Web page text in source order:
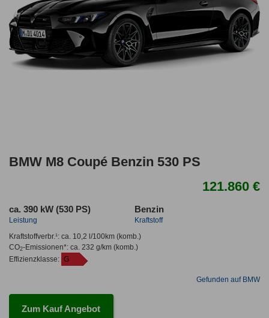
BMW M8 Coupé Benzin 530 PS
121.860 €
ca. 390 kW (530 PS)
Leistung
Benzin
Kraftstoff
Kraftstoffverbr.¹: ca. 10,2 l/100km(komb.)
CO2-Emissionen*: ca. 232 g/km(komb.)
Effizienzklasse: G
Gefunden auf BMW
Zum Kauf Angebot